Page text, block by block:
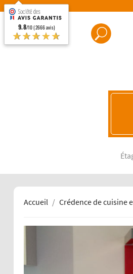
Accueil Crédence de cuisine
9.8/10 (2666 avis)
★★★★★